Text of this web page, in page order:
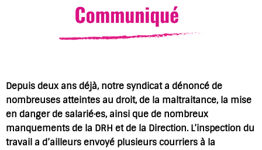
Depuis deux ans déjà, notre syndicat a dénoncé de
nombreuses atteintes au droit, de la maltraitance, la mise
en danger de salarié·es, ainsi que de nombreux
manquements de la DRH et de la Direction. L’inspection du
travail a d’ailleurs envoyé plusieurs courriers à la